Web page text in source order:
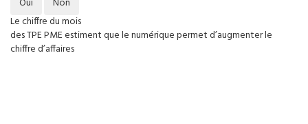
Le chiffre du mois
des TPE PME estiment que le numérique permet d’augmenter le
chiffre d’affaires